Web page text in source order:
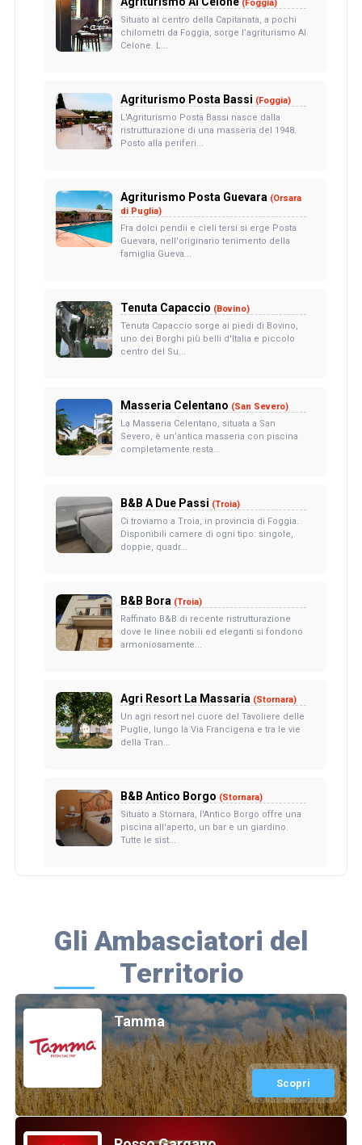
(Foggia)
Situato al centro della Capitanata, a pochi
chilometri da Foggia, sorge l’agriturismo Al
Celone. L...
Agriturismo Posta Bassi (Foggia)
L'Agriturismo Posta Bassi nasce dalla
ristrutturazione di una masseria del 1948.
Posto alla periferi...
Agriturismo Posta Guevara (Orsara
di Puglia)
Fra dolci pendii e cieli tersi si erge Posta
Guevara, nell'originario tenimento della
famiglia Gueva...
Tenuta Capaccio (Bovino)
Tenuta Capaccio sorge ai piedi di Bovino,
uno dei Borghi più belli d'Italia e piccolo
centro del Su...
Masseria Celentano (San Severo)
La Masseria Celentano, situata a San
Severo, è un’antica masseria con piscina
completamente resta...
B&B A Due Passi (Troia)
Ci troviamo a Troia, in provincia di Foggia.
Disponibili camere di ogni tipo: singole,
doppie, quadr...
B&B Bora (Troia)
Raffinato B&B di recente ristrutturazione
dove le linee nobili ed eleganti si fondono
armoniosamente...
Agri Resort La Massaria (Stornara)
Un agri resort nel cuore del Tavoliere delle
Puglie, lungo la Via Francigena e tra le vie
della Tran...
B&B Antico Borgo (Stornara)
Situato a Stornara, l'Antico Borgo offre una
piscina all'aperto, un bar e un giardino.
Tutte le sist...
Gli Ambasciatori del
Territorio
Tamma
Scopri